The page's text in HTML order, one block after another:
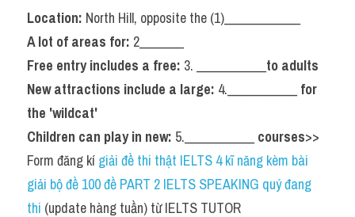
Location: North Hill, opposite the (1)____________
A lot of areas for: 2_______
Free entry includes a free: 3. ___________ to adults
New attractions include a large: 4.___________ for
the 'wildcat'
Children can play in new: 5.___________ courses>>
Form đăng kí giải đề thi thật IELTS 4 kĩ năng kèm bài
giải bộ đề 100 đề PART 2 IELTS SPEAKING quý đang
thi (update hàng tuần) từ IELTS TUTOR